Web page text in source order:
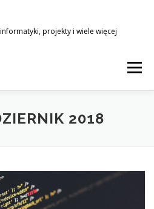
projekty i wiele więcej
Menu
2018